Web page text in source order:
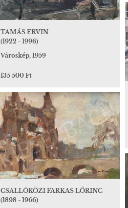
TAMÁS ERVIN
(1922 - 1996)
Városkép, 1959
135 500 Ft
CSALLÓKÖZI FARKAS LŐRINC
(1898 - 1966)